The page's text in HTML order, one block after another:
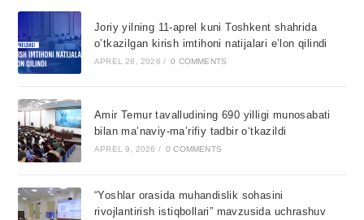
Joriy yilning 11-aprel kuni Toshkent shahrida
o’tkazilgan kirish imtihoni natijalari e’lon qilindi
APREL 28, 2026 / 0 COMMENTS
Amir Temur tavalludining 690 yilligi munosabati
bilan ma’naviy-ma’rifiy tadbir o‘tkazildi
APREL 9, 2026 / 0 COMMENTS
“Yoshlar orasida muhandislik sohasini
rivojlantirish istiqbollari” mavzusida uchrashuv